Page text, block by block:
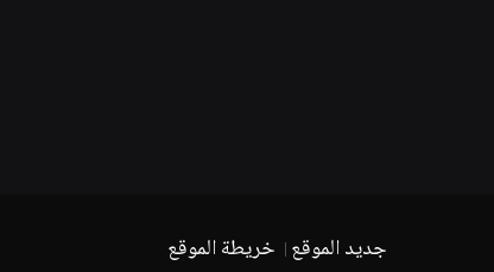
جديد الموقع خريطة الموقع